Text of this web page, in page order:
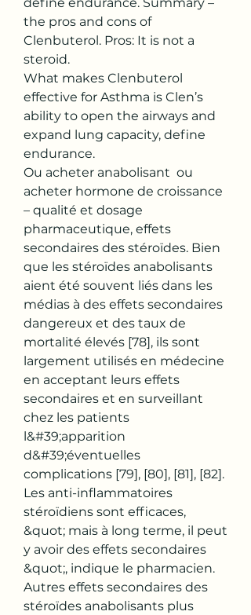
the pros and cons of
Clenbuterol. Pros: It is not a
steroid.
What makes Clenbuterol
effective for Asthma is Clen’s
ability to open the airways and
expand lung capacity, define
endurance.
Ou acheter anabolisant  ou
acheter hormone de croissance
– qualité et dosage
pharmaceutique, effets
secondaires des stéroïdes. Bien
que les stéroïdes anabolisants
aient été souvent liés dans les
médias à des effets secondaires
dangereux et des taux de
mortalité élevés [78], ils sont
largement utilisés en médecine
en acceptant leurs effets
secondaires et en surveillant
chez les patients
l&#39;apparition
d&#39;éventuelles
complications [79], [80], [81], [82].
Les anti-inflammatoires
stéroïdiens sont efficaces,
&quot; mais à long terme, il peut
y avoir des effets secondaires
&quot;, indique le pharmacien.
Autres effets secondaires des
stéroïdes anabolisants plus